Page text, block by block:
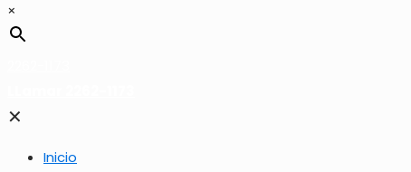
×
✕
Inicio